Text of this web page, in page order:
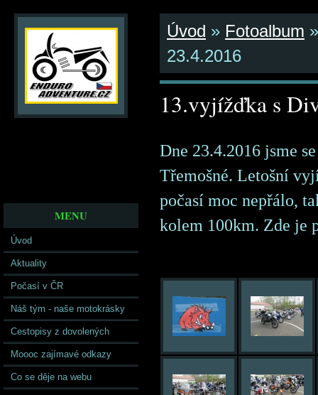
MENU
Úvod
Aktuality
Počasí v ČR
Náš tým - naše motokrásky
Cestopisy z dovolených
Moooc zajímavé odkazy
Co se děje na webu
Úvod » Fotoalbum
23.4.2016
13.vyjížďka s
Dne 23.4.2016 jsme
Třemošné. Letošní
počasí moc nepřálo,
kolem 100km. Zde je